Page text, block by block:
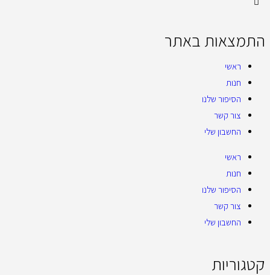
התמצאות באתר
ראשי
חנות
הסיפור שלנו
צור קשר
החשבון שלי
ראשי
חנות
הסיפור שלנו
צור קשר
החשבון שלי
קטגוריות